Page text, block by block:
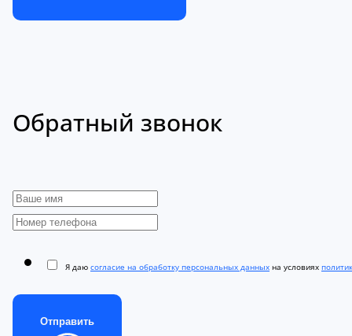
Обратный звонок
Я даю согласие на обработку персональных данных на условиях
Отправить